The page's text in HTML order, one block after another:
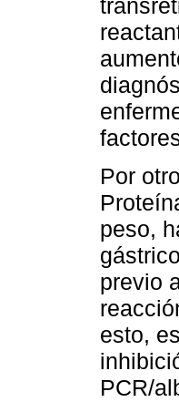
Por
peso,
previo
esto,
PCR/